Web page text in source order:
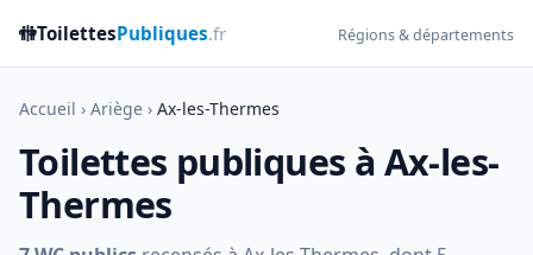
🚻ToilettesPubliques.fr Régions & départements
Accueil › Ariège › Ax-les-Thermes
Toilettes publiques à Ax-les-
Thermes